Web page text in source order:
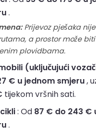
.
Prijevoz pješaka
a prostor može
plovidbama.
(uključujući
€ u jednom smjeru,
tijekom vršnih sati.
: Od 87 € do 243 €
.